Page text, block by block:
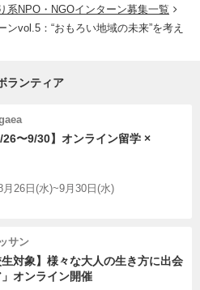
1年後のあなたをきっと変え
崎市出身在住。場を編む人。
り・中間支援のNPOを2年半
化計画を立ち上げる。以後
企画やプロジェクトの立ち上
における問題や困難な状況と
らこそたくさんの人が関わる
に「楽しく」取り組んでい
レーサーか小説家。あるいは
系NPO・NGOインターン募集一覧
vol.5：“おもろい地域の未来”を考え
ランティア
26〜9/30】オンライン留学 ×
月26日(水)~9月30日(水)
サン
生対象】様々な大人の生き方に出会
オンライン開催